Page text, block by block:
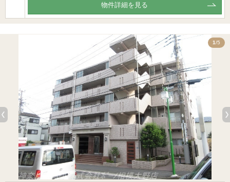
物件詳細を見る
1/5